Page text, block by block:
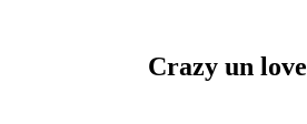
Crazy un